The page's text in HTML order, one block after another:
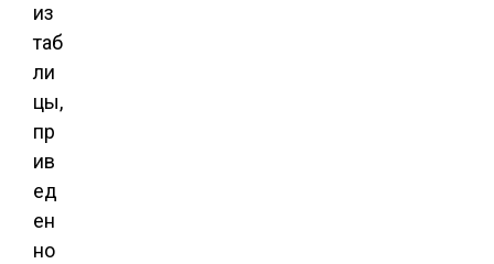
из
таб
ли
цы,
пр
ив
ед
ен
но